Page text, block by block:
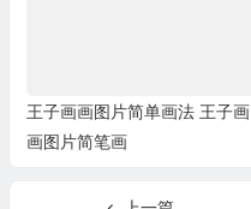
王子画画图片简单画法 王子画
画图片简笔画